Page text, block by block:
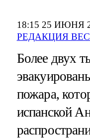
18:15 25 ИЮНЯ
РЕДАКЦИЯ
Более двух
пожара,
испанской